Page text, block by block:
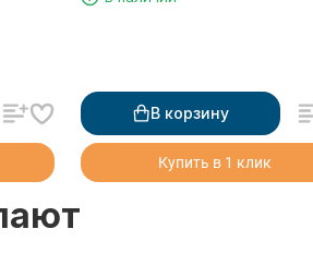
В корзину
Купить в 1 клик